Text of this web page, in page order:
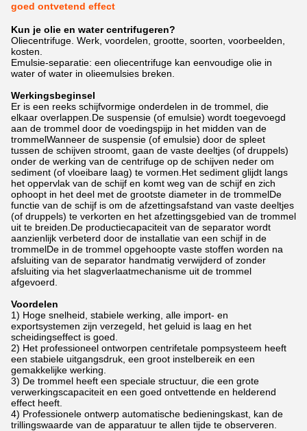
goed ontvetend effect
Kun je olie en water centrifugeren?
Oliecentrifuge. Werk, voordelen, grootte, soorten, voorbeelden,
kosten.
Emulsie-separatie: een oliecentrifuge kan eenvoudige olie in
water of water in olieemulsies breken.
Werkingsbeginsel
Er is een reeks schijfvormige onderdelen in de trommel, die
elkaar overlappen.De suspensie (of emulsie) wordt toegevoegd
aan de trommel door de voedingspijp in het midden van de
trommelWanneer de suspensie (of emulsie) door de spleet
tussen de schijven stroomt, gaan de vaste deeltjes (of druppels)
onder de werking van de centrifuge op de schijven neder om
sediment (of vloeibare laag) te vormen.Het sediment glijdt langs
het oppervlak van de schijf en komt weg van de schijf en zich
ophoopt in het deel met de grootste diameter in de trommelDe
functie van de schijf is om de afzettingsafstand van vaste deeltjes
(of druppels) te verkorten en het afzettingsgebied van de trommel
uit te breiden.De productiecapaciteit van de separator wordt
aanzienlijk verbeterd door de installatie van een schijf in de
trommelDe in de trommel opgehoopte vaste stoffen worden na
afsluiting van de separator handmatig verwijderd of zonder
afsluiting via het slagverlaatmechanisme uit de trommel
afgevoerd.
Voordelen
1) Hoge snelheid, stabiele werking, alle import- en
exportsystemen zijn verzegeld, het geluid is laag en het
scheidingseffect is goed.
2) Het professioneel ontworpen centrifetale pompsysteem heeft
een stabiele uitgangsdruk, een groot instelbereik en een
gemakkelijke werking.
3) De trommel heeft een speciale structuur, die een grote
verwerkingscapaciteit en een goed ontvettende en helderend
effect heeft.
4) Professionele ontwerp automatische bedieningskast, kan de
trillingswaarde van de apparatuur te allen tijde te observeren.